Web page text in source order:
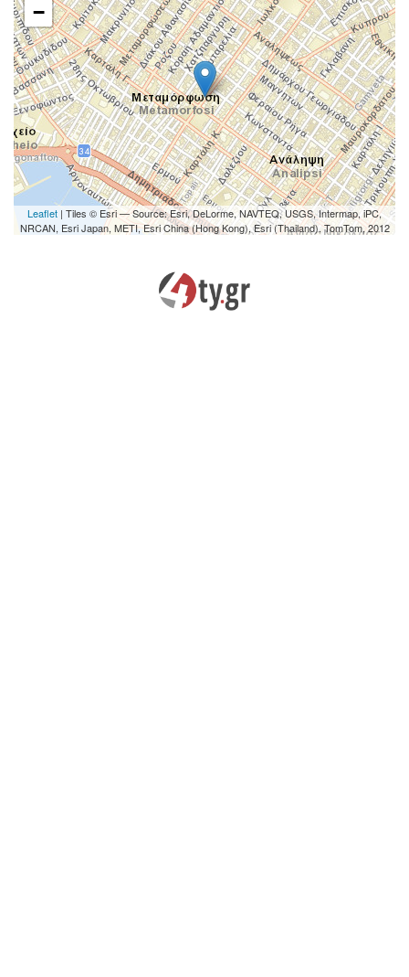
−
Leaflet | Tiles © Esri — Source: Esri, DeLorme, NAVTEQ, USGS, Intermap, iPC,
NRCAN, Esri Japan, METI, Esri China (Hong Kong), Esri (Thailand), TomTom, 2012